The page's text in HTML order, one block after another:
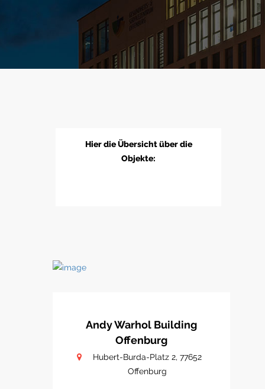
Hier die Übersicht über die
Objekte:
Andy Warhol Building
Offenburg
Hubert-Burda-Platz 2, 77652
Offenburg